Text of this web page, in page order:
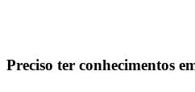
Preciso ter conhecimentos